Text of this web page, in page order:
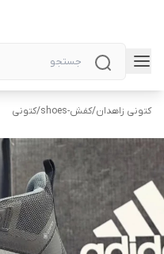
کتونی زاهدان/کفش-shoes /کتونی